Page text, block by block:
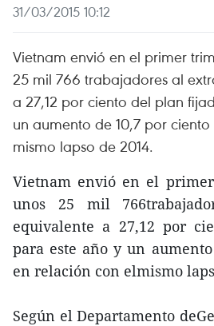
31/03/2015 10:12
Vietnam envió en el primer
25 mil 766 trabajadores al
a 27,12 por ciento del plan
un aumento de 10,7 por
mismo lapso de 2014.
Vietnam envió en el
unos 25 mil
equivalente a 27,12 por
para este año y un
en relación con elmismo
Según el Departamento